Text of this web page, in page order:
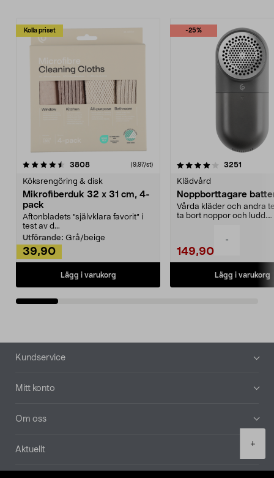
-
+
Kolla priset
3808recensioner (9,97/st)
Köksrengöring & disk
Mikrofiberduk 32 x 31 cm, 4-
pack
Aftonbladets "självklara favorit” i
test av d...
Utförande: Grå/beige
39,90
Lägg i varukorg
-25%
4.0av 5 stjärnor 3251
Klädvård
Noppborttagare
Vårda kläder och andra
ta bort noppor och ludd.
149,90
Lägg i varukorg
4.5av 5 stjärnor
Sidfot
Kundservice
Mitt konto
Om oss
Aktuellt